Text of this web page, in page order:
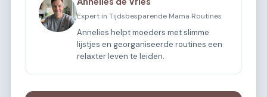
Expert in Tijdsbesparende Mama Routines
Annelies helpt moeders met slimme
lijstjes en georganiseerde routines een
relaxter leven te leiden.